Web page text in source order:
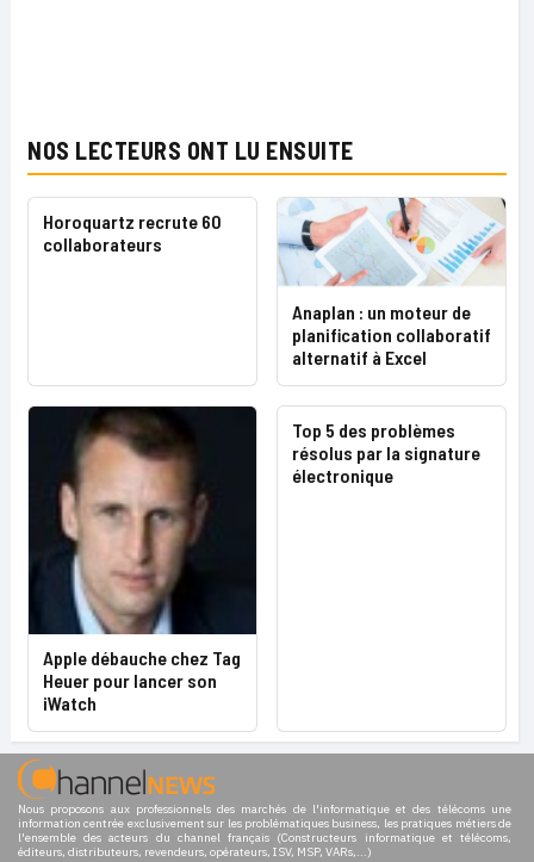
NOS LECTEURS ONT LU ENSUITE
Horoquartz recrute 60
collaborateurs
Anaplan : un moteur de
planification collaboratif
alternatif à Excel
Apple débauche chez Tag
Heuer pour lancer son
iWatch
Top 5 des problèmes
résolus par la signature
électronique
Nous proposons aux professionnels des marchés de l'informatique et des télécoms une
information centrée exclusivement sur les problématiques business, les pratiques métiers de
l'ensemble des acteurs du channel français (Constructeurs informatique et télécoms,
éditeurs, distributeurs, revendeurs, opérateurs, ISV, MSP, VARs,...)